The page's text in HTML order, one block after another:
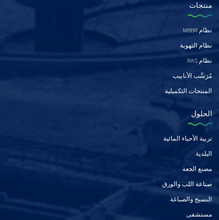
منتجات
نظام MBBR
نظام التهوية
نظام RAS
مُرَسِّب الأنابيب
المنتجات التكميلية
الحلول
تربية الأحياء المائية
البلدية
مصنع الجعة
صناعة اللب والورق
النسيج والصباغة
مستشفى